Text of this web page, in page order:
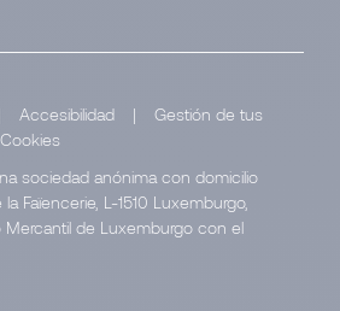
Accesibilidad |
Gestión de tus
Cookies
sociedad anónima con domicilio
Faïencerie, L-1510 Luxemburgo,
Mercantil de Luxemburgo con el